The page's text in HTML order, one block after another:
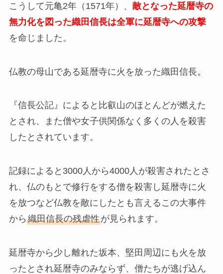
こうして元亀2年（1571年）、 敵となった延暦寺の
無力化を図った織田信長は全軍に延暦寺への攻撃
を命じました。
仏教の母山である延暦寺に火を放った織田信長。
『信長公記』によると比叡山のほとんどが燃えた
とされ、また僧や女子供関係なく多くの人を殺害
したとされています。
記録によると3000人から4000人が殺害されたとさ
れ、仏のもとで修行をする僧を殺害し延暦寺に火
を放つなど仏教を敵にしたとも言えるこの大事件
から 織田信長の残虐性が見られます。
延暦寺から少し離れた坂本、堅田周辺にも火を放
ったとされ延暦寺のみならず、僧たちが逃げ込ん